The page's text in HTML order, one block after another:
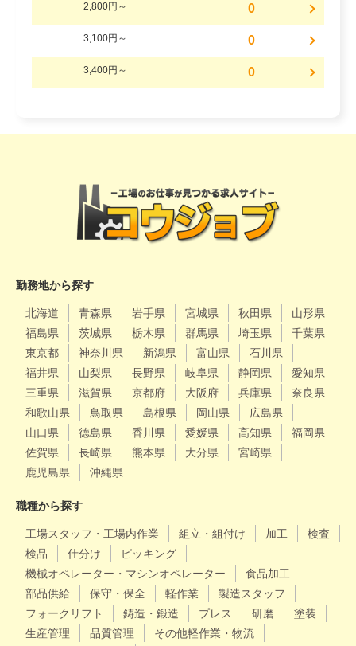
2,800円～ 0
3,100円～ 0
3,400円～ 0
勤務地から探す
北海道 青森県 岩手県 宮城県 秋田県
山形県
福島県
茨城県 栃木県 群馬県 埼玉県
千葉県
東京都
神奈川県 新潟県 富山県
石川県
福井県
山梨県 長野県 岐阜県 静岡県
愛知県
三重県
滋賀県 京都府 大阪府 兵庫県
奈良県
和歌山県
鳥取県 島根県 岡山県
広島県
山口県
徳島県 香川県 愛媛県 高知県
福岡県
佐賀県
長崎県 熊本県 大分県
宮崎県
鹿児島県
沖縄県
職種から探す
工場スタッフ・工場内作業 組立・組付け 加工
検査
検品
仕分け
ピッキング
機械オペレーター・マシンオペレーター
食品加工
部品供給
保守・保全 軽作業
製造スタッフ
フォークリフト
鋳造・鍛造 プレス 研磨
塗装
生産管理
品質管理
その他軽作業・物流